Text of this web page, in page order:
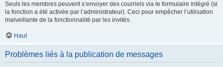
Seuls les membres peuvent s’envoyer des courriels via le formulaire intégré (si
la fonction a été activée par l’administrateur). Ceci pour empêcher l’utilisation
malveillante de la fonctionnalité par les invités.
Haut
Problèmes liés à la publication de messages